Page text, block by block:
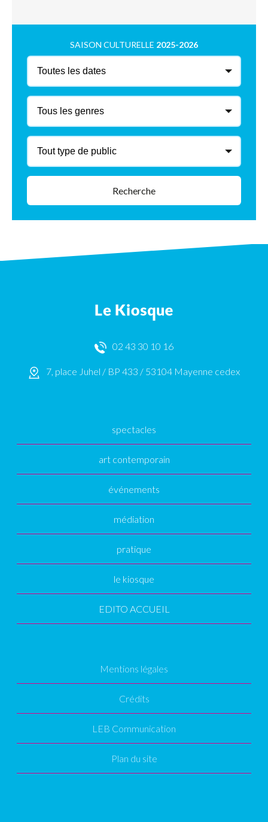
SAISON CULTURELLE 2025-2026
02 43 30 10 16
7, place Juhel / BP 433 / 53104 Mayenne cedex
spectacles
art contemporain
événements
médiation
pratique
le kiosque
EDITO ACCUEIL
Mentions légales
Crédits
LEB Communication
Plan du site